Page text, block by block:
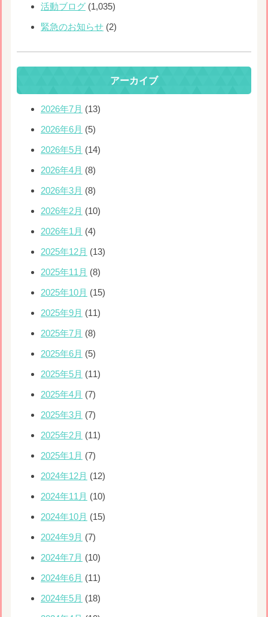
活動ブログ (1,035)
緊急のお知らせ (2)
アーカイブ
2026年7月 (13)
2026年6月 (5)
2026年5月 (14)
2026年4月 (8)
2026年3月 (8)
2026年2月 (10)
2026年1月 (4)
2025年12月 (13)
2025年11月 (8)
2025年10月 (15)
2025年9月 (11)
2025年7月 (8)
2025年6月 (5)
2025年5月 (11)
2025年4月 (7)
2025年3月 (7)
2025年2月 (11)
2025年1月 (7)
2024年12月 (12)
2024年11月 (10)
2024年10月 (15)
2024年9月 (7)
2024年7月 (10)
2024年6月 (11)
2024年5月 (18)